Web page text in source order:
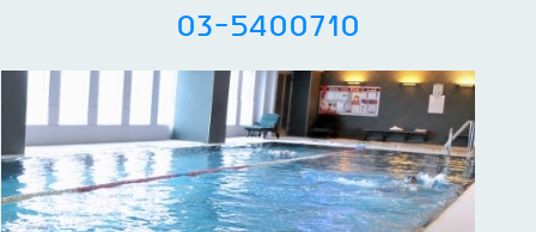
03-5400710